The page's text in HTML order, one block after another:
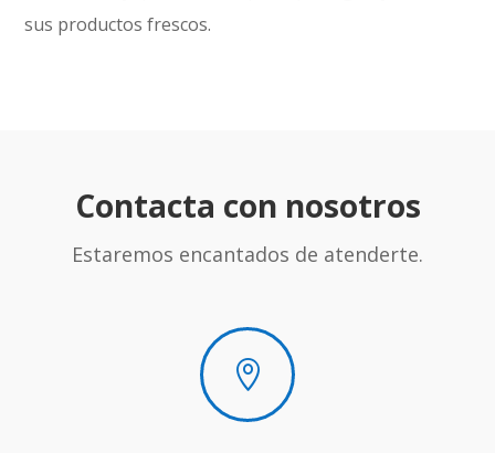
sus productos frescos.
Contacta con nosotros
Estaremos encantados de atenderte.
